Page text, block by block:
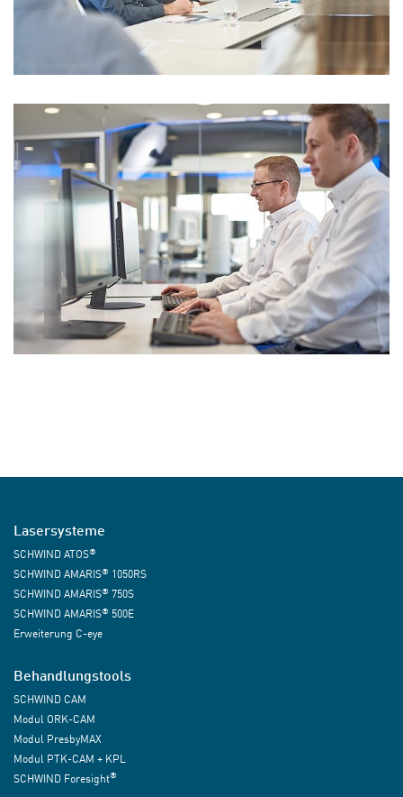
Lasersysteme
SCHWIND ATOS®
SCHWIND AMARIS® 1050RS
SCHWIND AMARIS® 750S
SCHWIND AMARIS® 500E
Erweiterung C-eye
Behandlungstools
SCHWIND CAM
Modul ORK-CAM
Modul PresbyMAX
Modul PTK-CAM + KPL
SCHWIND Foresight®